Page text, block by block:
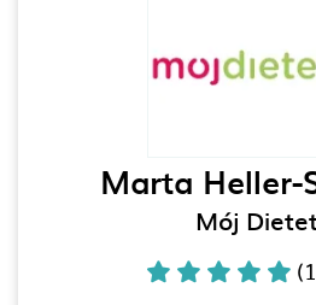
Marta Heller-
Mój